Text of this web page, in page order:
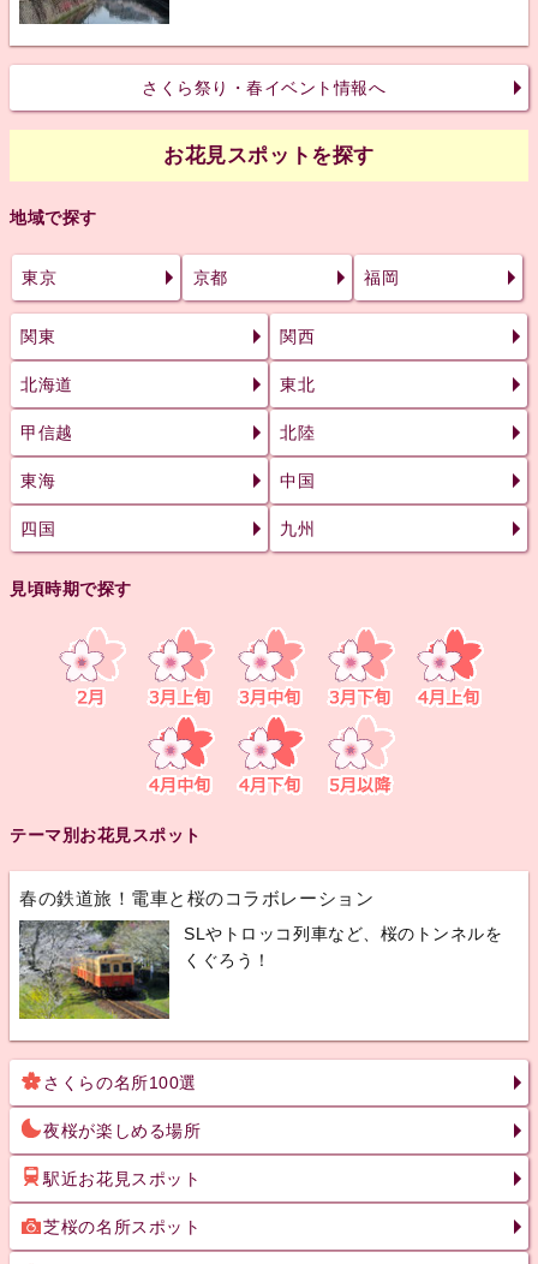
さくら祭り・春イベント情報へ
お花見スポットを探す
地域で探す
東京 京都 福岡
関東 関西
北海道 東北
甲信越 北陸
東海 中国
四国 九州
見頃時期で探す
テーマ別お花見スポット
春の鉄道旅！電車と桜のコラボレーション
SLやトロッコ列車など、桜のトンネルを
くぐろう！
さくらの名所100選
夜桜が楽しめる場所
駅近お花見スポット
芝桜の名所スポット